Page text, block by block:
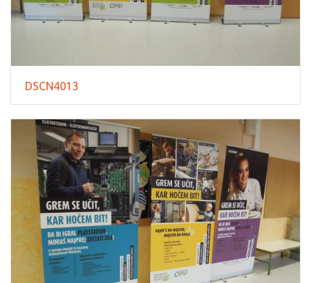
DSCN4013